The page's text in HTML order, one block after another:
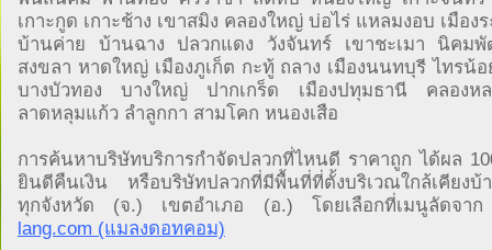
เกาะกูด เกาะช้าง เขาสมิง คลองใหญ่ บ่อไร่ แหลมงอบ เมือง
บ้านค่าย บ้านฉาง ปลวกแดง วังจันทร์ เขาชะเมา นิคม
สงขลา หาดใหญ่ เมืองภูเก็ต กะทู้ ถลาง เมืองนนทบุรี ไทรน้อ
บางบัวทอง บางใหญ่ ปากเกร็ด เมืองปทุมธานี คลองห
ลาดหลุมแก้ว ลำลูกกา สามโคก หนองเสือ
การค้นหาบริษัทบริการกำจัดปลวกที่ไหนดี ราคาถูก ได้ผล
ยินดีคืนเงิน หรือบริษัทปลวกที่มีพื้นที่ที่ตั้งบริเวณใกล้เคียงบ้
ทุกจังหวัด (จ.) เขตอำเภอ (อ.) โดยเลือกที่เมนูลัดจ
lang.com (แมลงดอทคอม)